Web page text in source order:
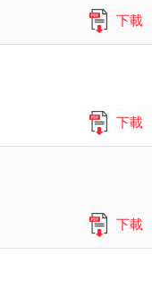
下載
下載
下載